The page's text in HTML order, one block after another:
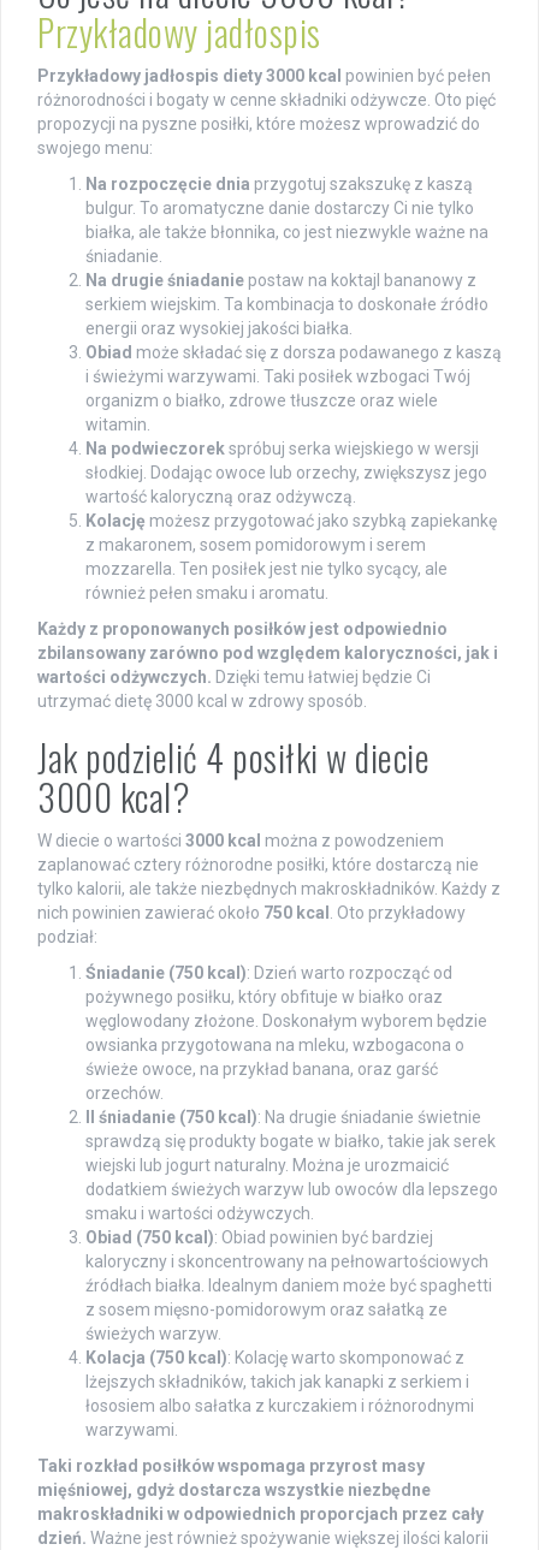
Przykładowy jadłospis
Przykładowy jadłospis diety 3000 kcal powinien być pełen
różnorodności i bogaty w cenne składniki odżywcze. Oto pięć
propozycji na pyszne posiłki, które możesz wprowadzić do
swojego menu:
Na rozpoczęcie dnia przygotuj szakszukę z kaszą
bulgur. To aromatyczne danie dostarczy Ci nie tylko
białka, ale także błonnika, co jest niezwykle ważne na
śniadanie.
Na drugie śniadanie postaw na koktajl bananowy z
serkiem wiejskim. Ta kombinacja to doskonałe źródło
energii oraz wysokiej jakości białka.
Obiad może składać się z dorsza podawanego z kaszą
i świeżymi warzywami. Taki posiłek wzbogaci Twój
organizm o białko, zdrowe tłuszcze oraz wiele
witamin.
Na podwieczorekspróbuj serka wiejskiego w wersji
słodkiej. Dodając owoce lub orzechy, zwiększysz jego
wartość kaloryczną oraz odżywczą.
Kolację możesz przygotować jako szybką zapiekankę
z makaronem, sosem pomidorowym i serem
mozzarella. Ten posiłek jest nie tylko sycący, ale
również pełen smaku i aromatu.
Każdy z proponowanych posiłków jest odpowiednio
zbilansowany zarówno pod względem kaloryczności, jak i
wartości odżywczych. Dzięki temu łatwiej będzie Ci
utrzymać dietę 3000 kcal w zdrowy sposób.
Jak podzielić 4 posiłki w diecie
3000 kcal?
W diecie o wartości 3000 kcal można z powodzeniem
zaplanować cztery różnorodne posiłki, które dostarczą nie
tylko kalorii, ale także niezbędnych makroskładników. Każdy z
nich powinien zawierać około 750 kcal
. Oto przykładowy
podział:
Śniadanie (750 kcal): Dzień warto rozpocząć od
pożywnego posiłku, który obfituje w białko oraz
węglowodany złożone. Doskonałym wyborem będzie
owsianka przygotowana na mleku, wzbogacona o
świeże owoce, na przykład banana, oraz garść
orzechów.
II śniadanie (750 kcal): Na drugie śniadanie świetnie
sprawdzą się produkty bogate w białko, takie jak serek
wiejski lub jogurt naturalny. Można je urozmaicić
dodatkiem świeżych warzyw lub owoców dla lepszego
smaku i wartości odżywczych.
Obiad (750 kcal): Obiad powinien być bardziej
kaloryczny i skoncentrowany na pełnowartościowych
źródłach białka. Idealnym daniem może być spaghetti
z sosem mięsno-pomidorowym oraz sałatką ze
świeżych warzyw.
Kolacja (750 kcal): Kolację warto skomponować z
lżejszych składników, takich jak kanapki z serkiem i
łososiem albo sałatka z kurczakiem i różnorodnymi
warzywami.
Taki rozkład posiłków wspomaga przyrost masy
mięśniowej, gdyż dostarcza wszystkie niezbędne
makroskładniki w odpowiednich proporcjach przez cały
dzień. Ważne jest również spożywanie większej ilości kalorii